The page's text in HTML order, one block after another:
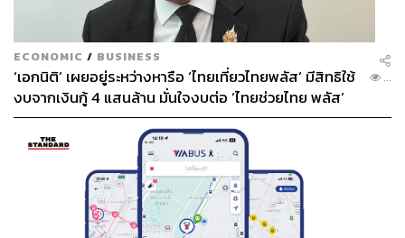
ECONOMIC / BUSINESS
‘เอกนิติ’ เผยอยู่ระหว่างหารือ ‘ไทยเที่ยวไทยพลัส’ มีสิทธิใช้
งบจากเงินกู้ 4 แสนล้าน มั่นใจงบต่อ ‘ไทยช่วยไทย พลัส’
เฟส 2 มีเพียงพอ
...